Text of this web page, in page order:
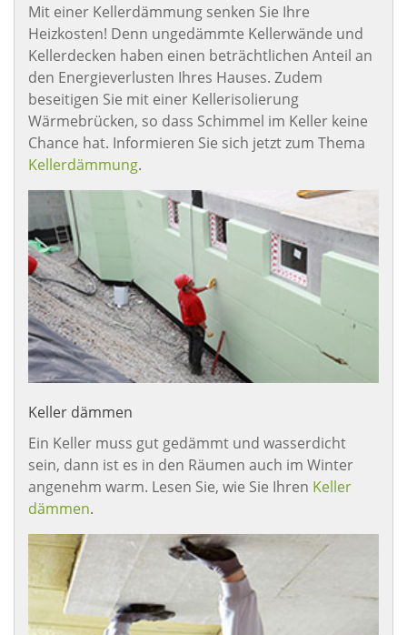
Mit einer Kellerdämmung senken Sie Ihre
Heizkosten! Denn ungedämmte Kellerwände und
Kellerdecken haben einen beträchtlichen Anteil an
den Energieverlusten Ihres Hauses. Zudem
beseitigen Sie mit einer Kellerisolierung
Wärmebrücken, so dass Schimmel im Keller keine
Chance hat. Informieren Sie sich jetzt zum Thema
Kellerdämmung.
Keller dämmen
Ein Keller muss gut gedämmt und wasserdicht
sein, dann ist es in den Räumen auch im Winter
angenehm warm. Lesen Sie, wie Sie Ihren Keller
dämmen.